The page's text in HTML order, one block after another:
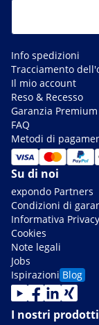
Info spedizioni
Tracciamento
Il mio account
Reso & Recesso
Garanzia Premium
FAQ
Metodi di
Su di noi
expondo Partners
Condizioni di
Informativa Privacy
Cookies
Note legali
Jobs
Ispirazioni Blog
I nostri prodotti